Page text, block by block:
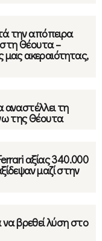
την απόπειρα
Θέουτα –
μας ακεραιότητας,
αναστέλλει τη
της Θέουτα
αξίας 340.000
μαζί στην
βρεθεί λύση στο